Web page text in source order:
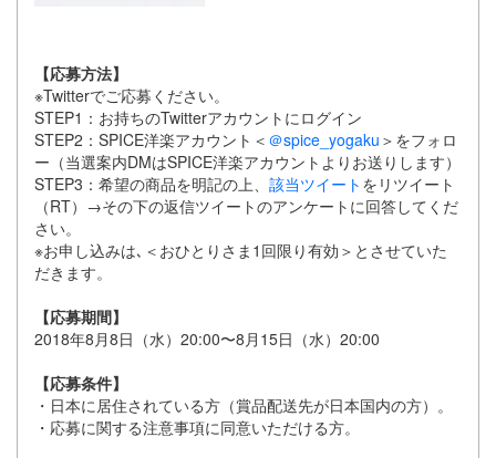
【応募方法】
※Twitterでご応募ください。
STEP1：お持ちのTwitterアカウントにログイン
STEP2：SPICE洋楽アカウント＜ ＠spice_yogaku ＞をフォロ
ー（当選案内DMはSPICE洋楽アカウントよりお送りします）
STEP3：希望の商品を明記の上、 該当ツイート をリツイート
（RT）→その下の返信ツイートのアンケートに回答してくだ
さい。
※お申し込みは､＜おひとりさま1回限り有効＞とさせていた
だきます。
【応募期間】
2018年8月8日（水）20:00〜8月15日（水）20:00
【応募条件】
・日本に居住されている方（賞品配送先が日本国内の方）。
・応募に関する注意事項に同意いただける方。